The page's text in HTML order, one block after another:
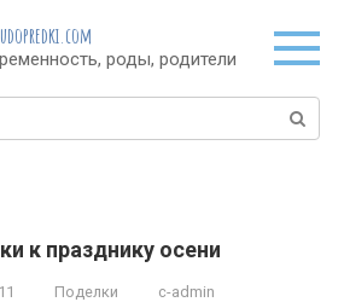
роды, родители
к празднику осени
Поделки c-admin